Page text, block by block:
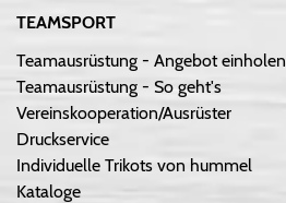
TEAMSPORT
Teamausrüstung - Angebot einholen
Teamausrüstung - So geht's
Vereinskooperation/Ausrüster
Druckservice
Individuelle Trikots von hummel
Kataloge